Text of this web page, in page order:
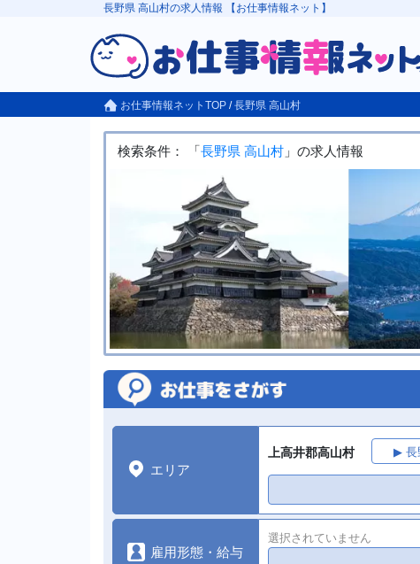
長野県 高山村の求人情報 【お仕事情報ネット】
お仕事情報ネットTOP /長野県 高山村
検索条件： 「 長野県 高山村 」の求人情報
エリア
上高井郡高山村 ▶ 長
雇用形態・給与
選択されていません